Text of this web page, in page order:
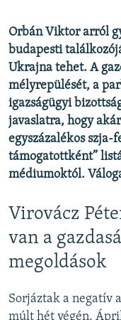
Orbán Viktor arról
budapesti
Ukrajna tehet. A
mélyrepülését, a
igazságügyi
javaslatra, hogy
egyszázalékos
támogatottként”
médiumoktól.
Virovácz
van a
megoldások
Sorjáztak a negatív
múlt hét végén.